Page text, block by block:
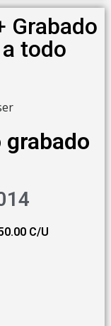
Grabado
todo
C/U